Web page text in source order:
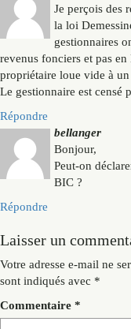
Je perçois des
la loi
gestionnaires
revenus fonciers et pas
propriétaire loue vide à
Le gestionnaire est censé
Répondre
bellanger
Bonjour,
Peut-on
BIC ?
Répondre
Laisser un
Votre adresse e-mail ne
sont indiqués avec *
Commentaire *